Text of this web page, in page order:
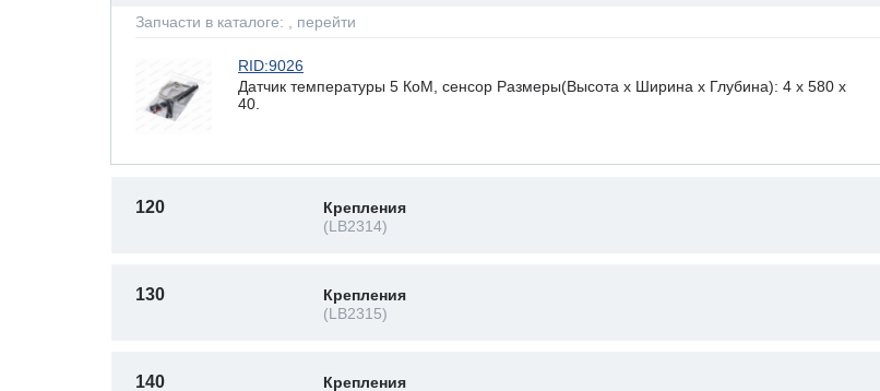
Запчасти в каталоге: , перейти
RID:9026
Датчик температуры 5 КоМ, сенсор Размеры(Высота х Ширина х Глубина): 4 x 580 х
40.
120
Крепления
(LB2314)
130
Крепления
(LB2315)
140
Крепления